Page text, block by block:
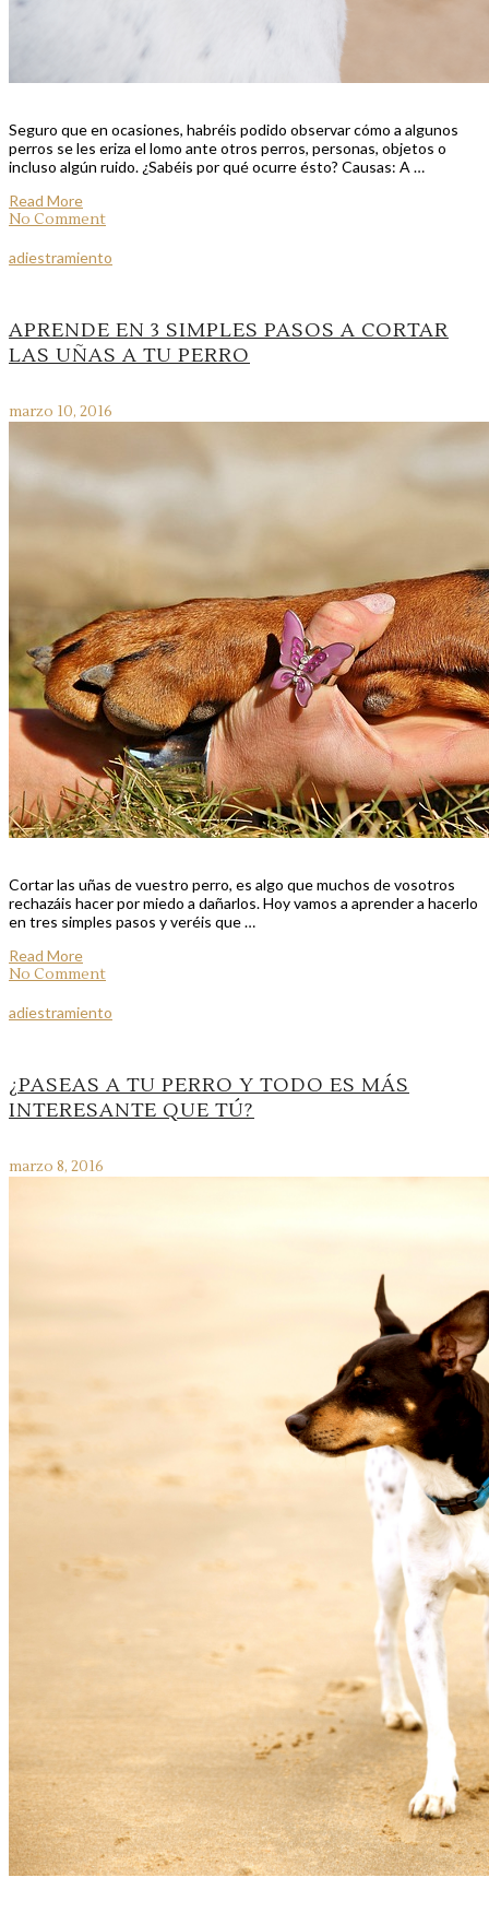
Seguro que en ocasiones, habréis podido observar cómo a algunos
perros se les eriza el lomo ante otros perros, personas, objetos o
incluso algún ruido. ¿Sabéis por qué ocurre ésto? Causas: A …
Read More
No Comment
adiestramiento
APRENDE EN 3 SIMPLES PASOS A CORTAR
LAS UÑAS A TU PERRO
marzo 10, 2016
Cortar las uñas de vuestro perro, es algo que muchos de vosotros
rechazáis hacer por miedo a dañarlos. Hoy vamos a aprender a hacerlo
en tres simples pasos y veréis que …
Read More
No Comment
adiestramiento
¿PASEAS A TU PERRO Y TODO ES MÁS
INTERESANTE QUE TÚ?
marzo 8, 2016